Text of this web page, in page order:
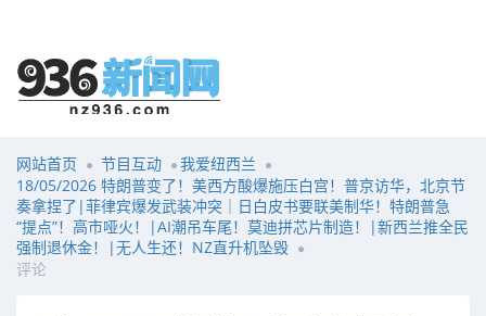
网站首页 节目互动
我爱纽西兰
18/05/2026 特朗普变了！美西方酸爆施压白宫！普京访华，北京节
奏拿捏了|菲律宾爆发武装冲突｜日白皮书要联美制华！特朗普急
“提点”！高市哑火！|AI潮吊车尾！莫迪拼芯片制造！|新西兰推全民
强制退休金！|无人生还！NZ直升机坠毁
评论